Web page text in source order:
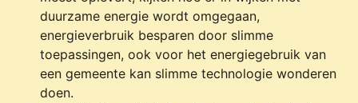
duurzame energie wordt omgegaan,
energieverbruik besparen door slimme
toepassingen, ook voor het energiegebruik van
een gemeente kan slimme technologie wonderen
doen.